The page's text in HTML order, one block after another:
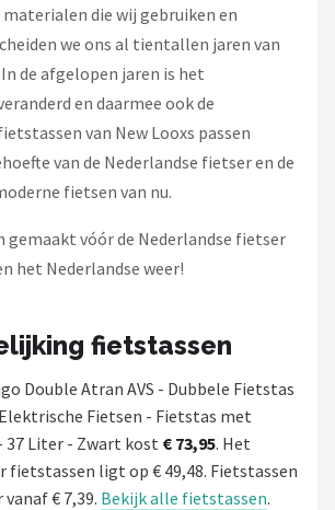
die wij gebruiken en
we ons al tientallen jaren van
de afgelopen jaren is het
en daarmee ook de
van New Looxs passen
van de Nederlandse fietser en de
fietsen van nu.
gemaakt vóór de Nederlandse fietser
het Nederlandse weer!
fietstassen
Double Atran AVS - Dubbele Fietstas
Fietsen - Fietstas met
37 Liter - Zwart kost € 73,95. Het
fietstassen ligt op € 49,48. Fietstassen
€ 7,39. Bekijk alle fietstassen.